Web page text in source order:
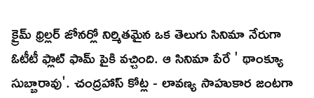
క్రైమ్ థ్రిల్లర్ జోనర్లో నిర్మితమైన ఒక తెలుగు సినిమా నేరుగా
ఓటీటీ ఫ్లాట్ ఫామ్ పైకి వచ్చింది. ఆ సినిమా పేరే ' థాంక్యూ
సుబ్బారావు'. చంద్రహాస్ కోట్ల - లావణ్య సాహుకార జంటగా